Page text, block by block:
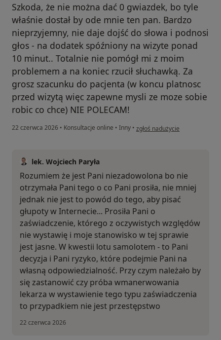
Szkoda, że nie można dać 0 gwiazdek, bo tyle
właśnie dostał by ode mnie ten pan. Bardzo
nieprzyjemny, nie daje dojść do słowa i podnosi
głos - na dodatek spóźniony na wizyte ponad
10 minut.. Totalnie nie pomógł mi z moim
problemem a na koniec rzucił słuchawką. Za
grosz szacunku do pacjenta (w koncu platnosc
przed wizytą więc zapewne mysli ze moze sobie
robic co chce) NIE POLECAM!
22 czerwca 2026 • Konsultacje online • Inny • w opinii użytkownika Klaudia
zgłoś nadużycie
lek. Wojciech Paryła
Rozumiem że jest Pani niezadowolona bo nie
otrzymała Pani tego o co Pani prosiła, nie mniej
jednak nie jest to powód do tego, aby pisać
głupoty w Internecie... Prosiła Pani o
zaświadczenie, którego z oczywistych względów
nie wystawię i moje stanowisko w tej sprawie
jest jasne. W kwestii lotu samolotem - to Pani
decyzja i Pani ryzyko, które podejmie Pani na
własną odpowiedzialność. Przy czym należało by
się zastanowić czy próba wmanerwowania
lekarza w wystawienie tego typu zaświadczenia
to przypadkiem nie jest przestępstwo
22 czerwca 2026